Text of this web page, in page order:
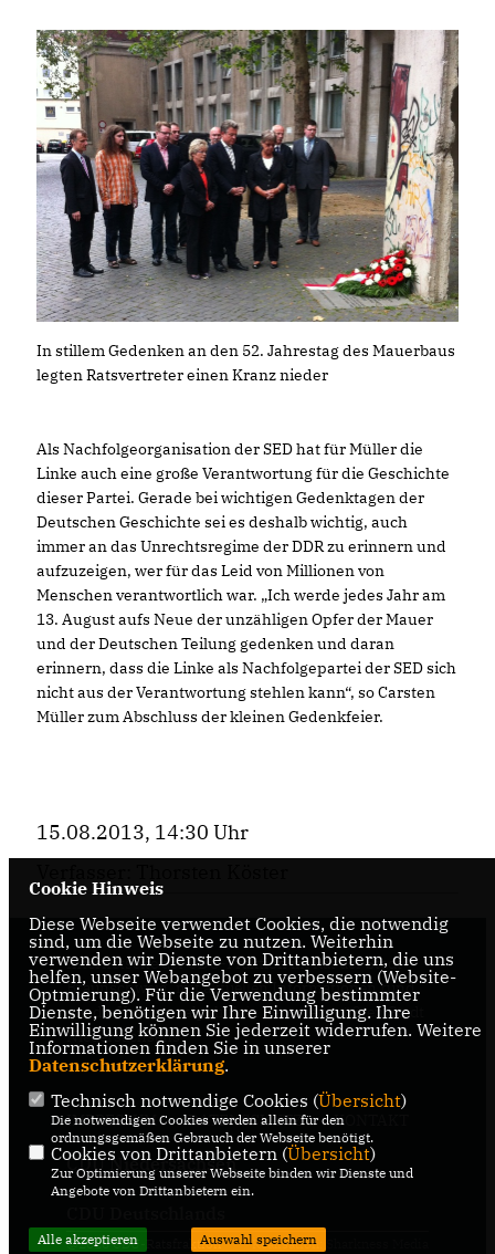
In stillem Gedenken an den 52. Jahrestag des Mauerbaus
legten Ratsvertreter einen Kranz nieder
Als Nachfolgeorganisation der SED hat für Müller die
Linke auch eine große Verantwortung für die Geschichte
dieser Partei. Gerade bei wichtigen Gedenktagen der
Deutschen Geschichte sei es deshalb wichtig, auch
immer an das Unrechtsregime der DDR zu erinnern und
aufzuzeigen, wer für das Leid von Millionen von
Menschen verantwortlich war. „Ich werde jedes Jahr am
13. August aufs Neue der unzähligen Opfer der Mauer
und der Deutschen Teilung gedenken und daran
erinnern, dass die Linke als Nachfolgepartei der SED sich
nicht aus der Verantwortung stehlen kann“, so Carsten
Müller zum Abschluss der kleinen Gedenkfeier.
15.08.2013, 14:30 Uhr
Internetseite der CDU-Fraktion im Rat der Stadt
Braunschweig, mit aktuellen Informationen rund
um die Kommunalpolitik in der zweitgrößten Stadt
Niedersachsens.
IMPRESSUM DATENSCHUTZ KONTAKT
CDU Niedersachsen
@2026 CDU-Ratsfraktion Realisation: Sharkness Media
Cookie Hinweis
Diese Webseite verwendet Cookies, die notwendig
sind, um die Webseite zu nutzen. Weiterhin
verwenden wir Dienste von Drittanbietern, die uns
helfen, unser Webangebot zu verbessern (Website-
Optmierung). Für die Verwendung bestimmter
Dienste, benötigen wir Ihre Einwilligung. Ihre
Einwilligung können Sie jederzeit widerrufen. Weitere
Informationen finden Sie in unserer
Datenschutzerklärung.
Technisch notwendige Cookies (Übersicht)
Die notwendigen Cookies werden allein für den
ordnungsgemäßen Gebrauch der Webseite benötigt.
Cookies von Drittanbietern (Übersicht)
Zur Optimierung unserer Webseite binden wir Dienste und
Angebote von Drittanbietern ein.
Alle akzeptieren Auswahl speichern